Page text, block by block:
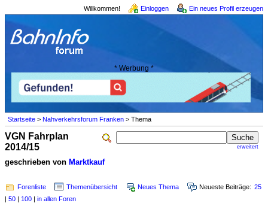
Willkommen! Einloggen Ein neues Profil erzeugen
* Werbung *
Startseite > Nahverkehrsforum Franken > Thema
erweitert
VGN Fahrplan
2014/15
geschrieben von Marktkauf
Forenliste Themenübersicht Neues Thema Neueste Beiträge: 25
| 50 | 100 | in allen Foren